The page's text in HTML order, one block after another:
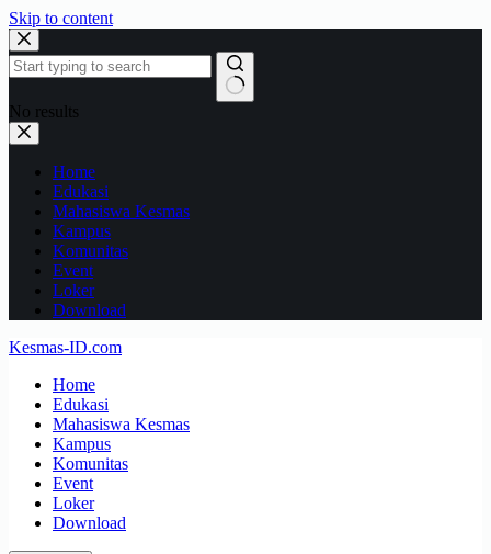
Skip to content
No results
Home
Edukasi
Mahasiswa Kesmas
Kampus
Komunitas
Event
Loker
Download
Kesmas-ID.com
Home
Edukasi
Mahasiswa Kesmas
Kampus
Komunitas
Event
Loker
Download